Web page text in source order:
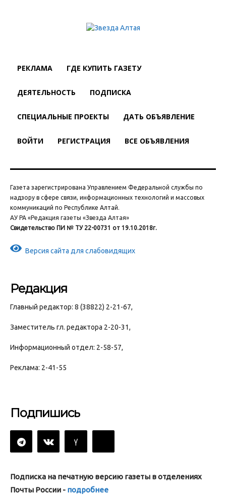
РЕКЛАМА ГДЕ КУПИТЬ ГАЗЕТУ
ДЕЯТЕЛЬНОСТЬ ПОДПИСКА
СПЕЦИАЛЬНЫЕ ПРОЕКТЫ ДАТЬ ОБЪЯВЛЕНИЕ
ВОЙТИ РЕГИСТРАЦИЯ ВСЕ ОБЪЯВЛЕНИЯ
Газета зарегистрирована Управлением Федеральной службы по
надзору в сфере связи, информационных технологий и массовых
коммуникаций по Республике Алтай.
АУ РА «Редакция газеты «Звезда Алтая»
Свидетельство ПИ № ТУ 22-00731 от 19.10.2018г.
Версия сайта для слабовидящих
Редакция
Главный редактор: 8 (38822) 2-21-67,
Заместитель гл. редактора 2-20-31,
Информационный отдел: 2-58-57,
Реклама: 2-41-55
Подпишись
Подписка на печатную версию газеты в отделениях
Почты России - подробнее